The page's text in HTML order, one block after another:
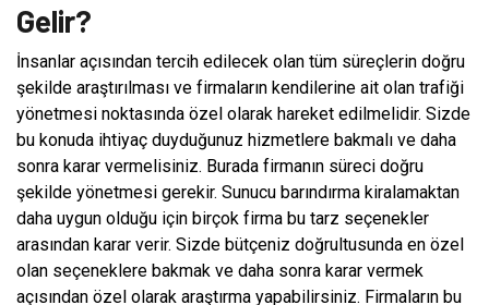
Gelir?
İnsanlar açısından tercih edilecek olan tüm süreçlerin doğru
şekilde araştırılması ve firmaların kendilerine ait olan trafiği
yönetmesi noktasında özel olarak hareket edilmelidir. Sizde
bu konuda ihtiyaç duyduğunuz hizmetlere bakmalı ve daha
sonra karar vermelisiniz. Burada firmanın süreci doğru
şekilde yönetmesi gerekir. Sunucu barındırma kiralamaktan
daha uygun olduğu için birçok firma bu tarz seçenekler
arasından karar verir. Sizde bütçeniz doğrultusunda en özel
olan seçeneklere bakmak ve daha sonra karar vermek
açısından özel olarak araştırma yapabilirsiniz. Firmaların bu